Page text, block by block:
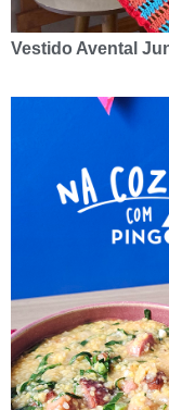
Vestido Avental